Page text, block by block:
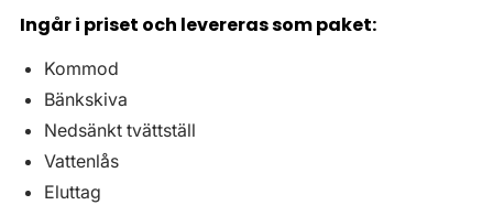
Ingår i priset och levereras som paket:
Kommod
Bänkskiva
Nedsänkt tvättställ
Vattenlås
Eluttag